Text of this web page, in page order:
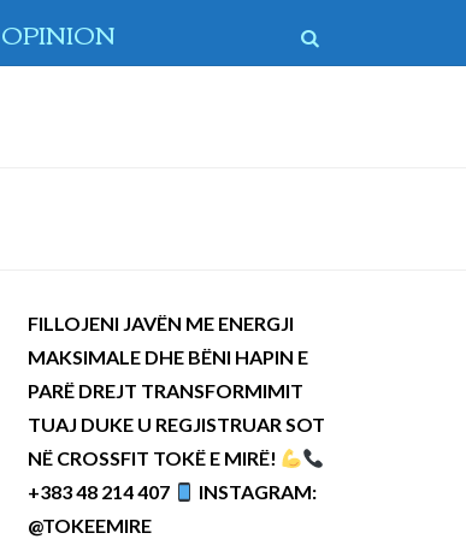
OPINION
FILLOJENI JAVËN ME ENERGJI
MAKSIMALE DHE BËNI HAPIN E
PARË DREJT TRANSFORMIMIT
TUAJ DUKE U REGJISTRUAR SOT
NË CROSSFIT TOKË E MIRË!
+383 48 214 407
INSTAGRAM:
@TOKEEMIRE